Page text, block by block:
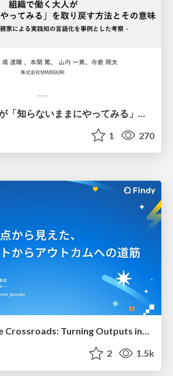
1 270
From the Visible Crossroads: Turning Outputs into Outcomes
2 1.5k